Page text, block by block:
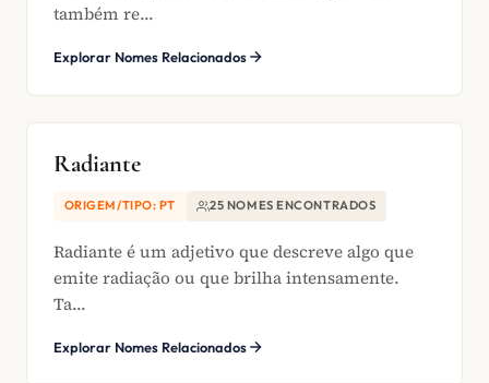
também re...
Explorar Nomes Relacionados
Radiante
ORIGEM/TIPO: PT 25 NOMES ENCONTRADOS
Radiante é um adjetivo que descreve algo que
emite radiação ou que brilha intensamente.
Ta...
Explorar Nomes Relacionados